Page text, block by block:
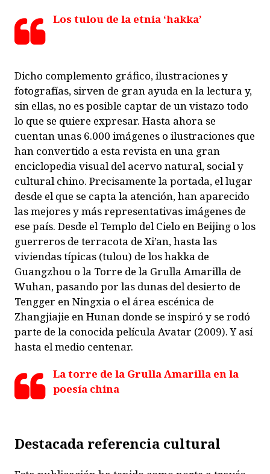
Los tulou de la etnia ‘hakka’
Dicho complemento gráfico, ilustraciones y
fotografías, sirven de gran ayuda en la lectura y,
sin ellas, no es posible captar de un vistazo todo
lo que se quiere expresar. Hasta ahora se
cuentan unas 6.000 imágenes o ilustraciones que
han convertido a esta revista en una gran
enciclopedia visual del acervo natural, social y
cultural chino. Precisamente la portada, el lugar
desde el que se capta la atención, han aparecido
las mejores y más representativas imágenes de
ese país. Desde el Templo del Cielo en Beijing o los
guerreros de terracota de Xi’an, hasta las
viviendas típicas (tulou) de loshakka de
Guangzhou o la Torre de la Grulla Amarilla de
Wuhan, pasando por las dunas del desierto de
Tengger en Ningxia o el área escénica de
Zhangjiajie en Hunan donde se inspiró y se rodó
parte de la conocida películaAvatar (2009). Y así
hasta el medio centenar.
La torre de la Grulla Amarilla en la
poesía china
Destacada referencia cultural